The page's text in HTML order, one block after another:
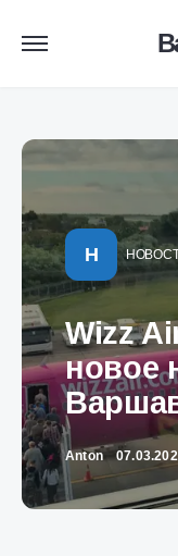
Н
Wizz
новое
Anton